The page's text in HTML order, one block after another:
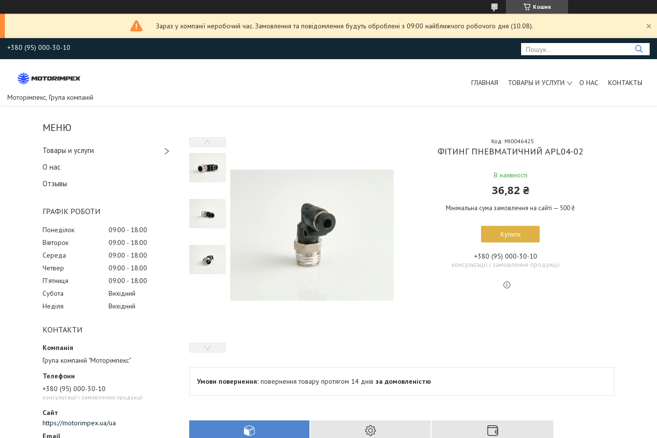
Кошик
Зараз у компанії неробочий час. Замовлення та повідомлення будуть оброблені з 09:00 найближчого робочого дня (10.08).
+380 (95) 000-30-10
Моторімпекс, Група компаній
ГЛАВНАЯ ТОВАРЫ И УСЛУГИ О НАС КОНТАКТЫ
Товары и услуги
О нас
Отзывы
ГРАФІК РОБОТИ
Понеділок 09:00
18:00
Вівторок
09:00
18:00
Середа
09:00
18:00
Четвер
09:00
18:00
Пʼятниця
09:00
18:00
Субота
Вихідний
Неділя
Вихідний
КОНТАКТИ
Група компаній "Моторімпекс"
+380 (95) 000-30-10
консультації і замовлення продукції
https://motorimpex.ua/ua
ФІТИНГ ПНЕВМАТИЧНИЙ APL04-02
В наявності
Код: MI0046425
36,82 ₴
Мінімальна сума замовлення на сайті — 500 ₴
Купити
+380 (95) 000-30-10
консультації і замовлення продукції
повернення товару протягом 14 днів за домовленістю